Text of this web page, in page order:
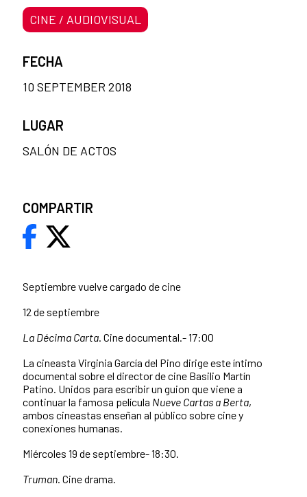
Septiembre vuelve cargado de cine
12 de septiembre
La Décima Carta. Cine documental.- 17:00
La cineasta Virginia García del Pino dirige este íntimo
documental sobre el director de cine Basilio Martín
Patino. Unidos para escribir un guion que viene a
continuar la famosa película Nueve Cartas a Berta,
ambos cineastas enseñan al público sobre cine y
conexiones humanas.
Miércoles 19 de septiembre- 18:30.
Truman. Cine drama.
CINE / AUDIOVISUAL
FECHA
10 SEPTEMBER 2018
LUGAR
SALÓN DE ACTOS
COMPARTIR